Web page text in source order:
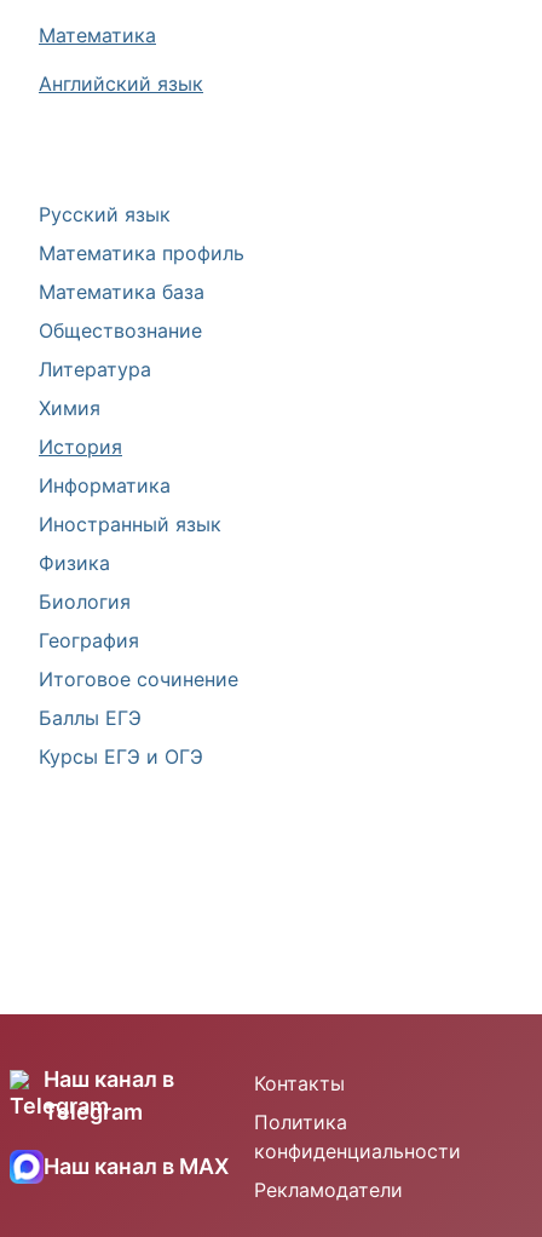
Русский язык
Математика профиль
Математика база
Обществознание
Литература
Химия
История
Информатика
Иностранный язык
Физика
Биология
География
Итоговое сочинение
Баллы ЕГЭ
Курсы ЕГЭ и ОГЭ
Математика
Английский язык
Наш канал в
Telegram
Наш канал в MAX
Контакты
Политика
конфиденциальности
Рекламодатели